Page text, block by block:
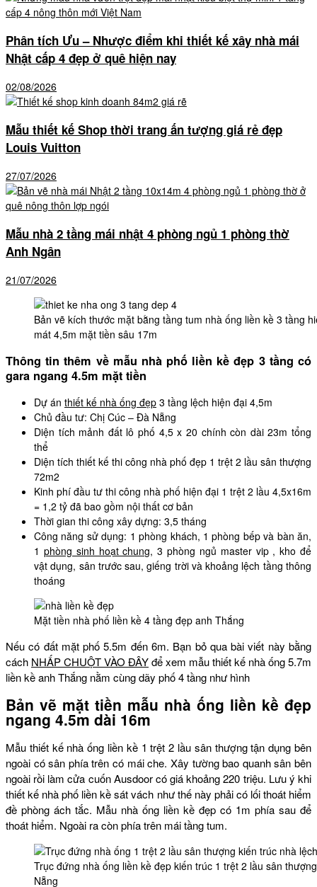
Phân tích Ưu – Nhược điểm khi thiết kế xây nhà mái
Nhật cấp 4 đẹp ở quê hiện nay
02/08/2026
Mẫu thiết kế Shop thời trang ấn tượng giá rẻ đẹp
Louis Vuitton
27/07/2026
Mẫu nhà 2 tầng mái nhật 4 phòng ngủ 1 phòng thờ
Anh Ngân
21/07/2026
Bản vẽ kích thước mặt bằng tầng tum nhà ống liền kề 3 tầng
mát 4,5m mặt tiền sâu 17m
Thông tin thêm về mẫu nhà phố liền kề đẹp 3 tầng có
gara ngang 4.5m mặt tiền
Dự án thiết kế nhà ống đẹp 3 tầng lệch hiện đại 4,5m
Chủ đầu tư: Chị Cúc – Đà Nẵng
Diện tích mảnh đất lô phố 4,5 x 20 chính còn dài 23m tổng
thể
Diện tích thiết kế thi công nhà phố đẹp 1 trệt 2 lầu sân thượng
72m2
Kinh phí đầu tư thi công nhà phố hiện đại 1 trệt 2 lầu 4,5x16m
= 1,2 tỷ đã bao gồm nội thất cơ bản
Thời gian thi công xây dựng: 3,5 tháng
Công năng sử dụng: 1 phòng khách, 1 phòng bếp và bàn ăn,
1 phòng sinh hoạt chung, 3 phòng ngủ master vip , kho để
vật dụng, sân trước sau, giếng trời và khoảng lệch tầng thông
thoáng
Mặt tiền nhà phố liền kề 4 tầng đẹp anh Thắng
Nếu có đất mặt phố 5.5m đến 6m. Bạn bỏ qua bài viết này bằng
cách NHẤP CHUỘT VÀO ĐÂYđể xem mẫu thiết kế nhà ống 5.7m
liền kề anh Thắng nằm cùng dãy phố 4 tầng như hình
Bản vẽ mặt tiền mẫu nhà ống liền kề đẹp
ngang 4.5m dài 16m
Mẫu thiết kế nhà ống liền kề 1 trệt 2 lầu sân thượng tận dụng bên
ngoài có sân phía trên có mái che. Xây tường bao quanh sân bên
ngoài rồi làm cửa cuốn Ausdoor có giá khoảng 220 triệu. Lưu ý khi
thiết kế nhà phố liền kề sát vách như thế này phải có lối thoát hiểm
đề phòng ách tắc. Mẫu nhà ống liền kề đẹp có 1m phía sau để
thoát hiểm. Ngoài ra còn phía trên mái tầng tum.
Trục đứng nhà ống liền kề đẹp kiến trúc 1 trệt 2 lầu sân
Nẵng